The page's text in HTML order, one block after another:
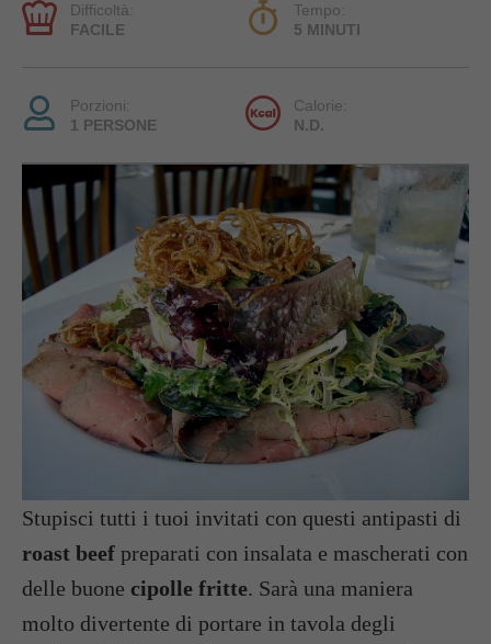
Difficoltà:
FACILE
Tempo:
5 MINUTI
Porzioni:
1 PERSONE
Calorie:
N.D.
Stupisci tutti i tuoi invitati con questi antipasti di
roast beef preparati con insalata e mascherati con
delle buone cipolle fritte. Sarà una maniera
molto divertente di portare in tavola degli